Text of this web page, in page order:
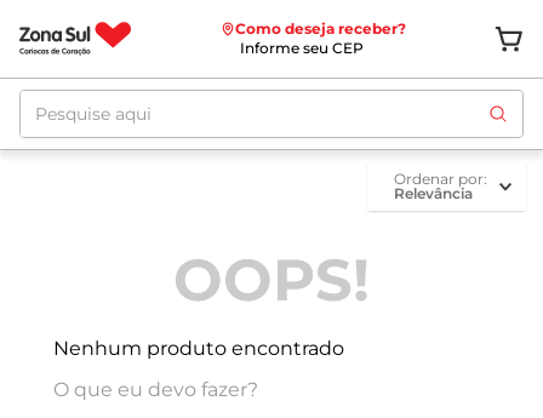
Como deseja receber?
Informe seu CEP
Pesquise aqui
ordenar por
Relevância
OOPS!
Nenhum produto encontrado
O que eu devo fazer?